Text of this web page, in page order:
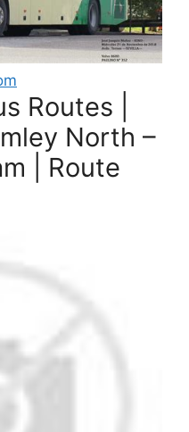
Routes |
North –
| Route